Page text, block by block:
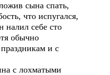
сына спать,
что испугался,
налил себе сто
обычно
и с
с лохматыми